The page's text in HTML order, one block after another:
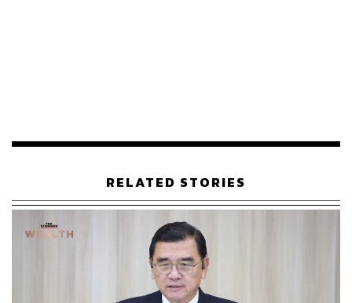
แล้วทำไมวันนี้เรายังรู้สึกว่าทุกอย่างปกติ คนยังซื้อรถ ยังใช้
ชีวิตเหมือนไม่มีอะไรเกิดขึ้น?
คำตอบง่ายๆ คือ ผลกระทบมันยังมาไม่ถึง ธุรกิจยังมีสต็อก ผู้
บริโภคยังมีรายได้ รัฐยังช่วยประคองราคาอยู่ เราเลยอยู่ใน
RELATED STORIES